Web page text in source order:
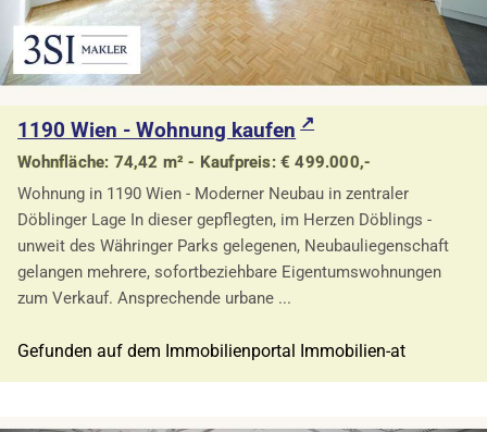
1190 Wien - Wohnung kaufen
Wohnfläche: 74,42 m² - Kaufpreis: € 499.000,-
Wohnung in 1190 Wien - Moderner Neubau in zentraler
Döblinger Lage In dieser gepflegten, im Herzen Döblings -
unweit des Währinger Parks gelegenen, Neubauliegenschaft
gelangen mehrere, sofortbeziehbare Eigentumswohnungen
zum Verkauf. Ansprechende urbane ...
Gefunden auf dem Immobilienportal Immobilien-at